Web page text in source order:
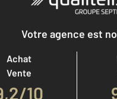
Votre agence est
Achat
Vente
/10